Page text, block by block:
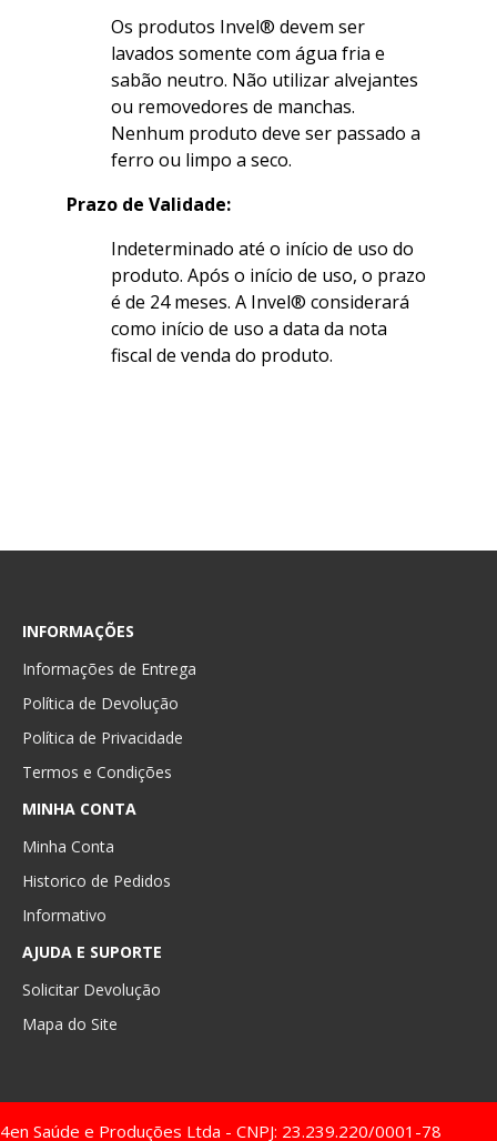
Os produtos Invel® devem ser
lavados somente com água fria e
sabão neutro. Não utilizar alvejantes
ou removedores de manchas.
Nenhum produto deve ser passado a
ferro ou limpo a seco.
Prazo de Validade:
Indeterminado até o início de uso do
produto. Após o início de uso, o prazo
é de 24 meses. A Invel® considerará
como início de uso a data da nota
fiscal de venda do produto.
INFORMAÇÕES
Informações de Entrega
Política de Devolução
Política de Privacidade
Termos e Condições
MINHA CONTA
Minha Conta
Historico de Pedidos
Informativo
AJUDA E SUPORTE
Solicitar Devolução
Mapa do Site
4en Saúde e Produções Ltda - CNPJ: 23.239.220/0001-78